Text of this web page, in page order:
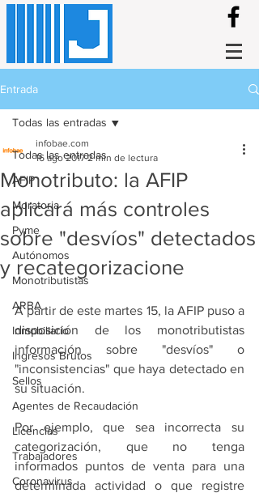
Entrada
Todas las entradas
AFIP
Moratoria
Pyme
Autónomos
Monotributistas
ARBA
Inmobiliario
Ingresos Brutos
Sellos
Agentes de Recaudación
Licencias
Trabajadores
Coronavirus
Todas las entradas
Monotributo: la AFIP
aplicará más controles
sobre "desvíos" detectados
y recategorizacione
infobae.com
16 ago 2017 2 min de lectura
A partir de este martes 15, la AFIP puso a
disposición de los monotributistas
información sobre "desvíos" o
"inconsistencias" que haya detectado en
su situación.
Por ejemplo, que sea incorrecta su
categorización, que no tenga
informados puntos de venta para una
determinada actividad o que registre